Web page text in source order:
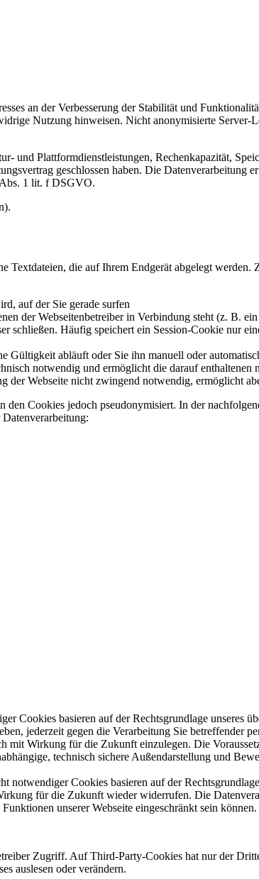
an der Verbesserung der Stabilität und
Nutzung hinweisen. Nicht anonymisierte Server-
und Plattformdienstleistungen, Rechenkapazität,
geschlossen haben. Die Datenverarbeitung
Abs. 1 lit. f DSGVO.
die auf Ihrem Endgerät abgelegt
auf der Sie gerade surfen
der Webseitenbetreiber in Verbindung steht (z. B.
Häufig speichert ein Session-Cookie nur
Gültigkeit abläuft oder Sie ihn manuell oder
notwendig und ermöglicht die darauf enthaltenen
der Webseite nicht zwingend notwendig, ermöglicht
Cookies jedoch pseudonymisiert. In der
Cookies basieren auf der Rechtsgrundlage unseres
jederzeit gegen die Verarbeitung Sie betreffender
mit Wirkung für die Zukunft einzulegen. Die
technisch sichere Außendarstellung und
notwendiger Cookies basieren auf der
für die Zukunft wieder widerrufen. Die
unserer Webseite eingeschränkt sein können.
Zugriff. Auf Third-Party-Cookies hat nur der
auslesen oder verändern.